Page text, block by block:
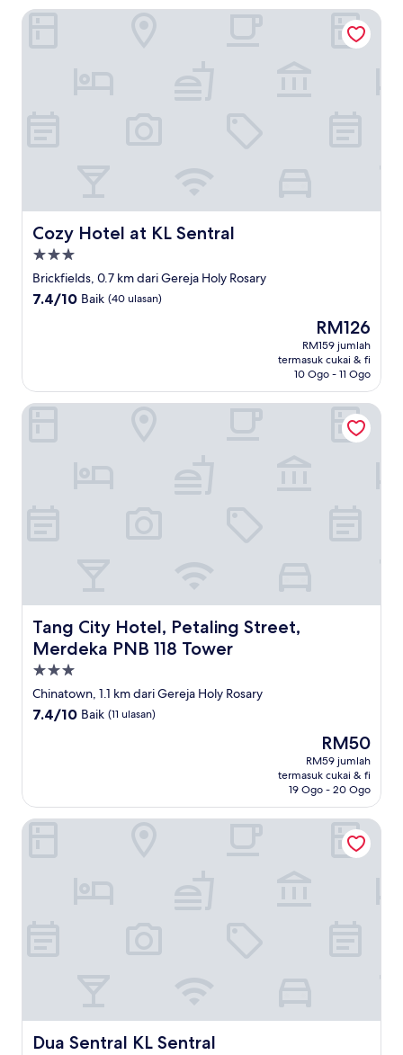
Cozy Hotel at KL Sentral
Cozy Hotel at KL Sentral
Hartanah
3.0
bintang
Brickfields, 0.7 km dari Gereja Holy Rosary
7.4
7.4/10 Baik (40 ulasan)
Harga
ialah
RM126
RM126
RM159 jumlah
termasuk cukai & fi
10 Ogo - 11 Ogo
Cozy Hotel at KL Sentral
Tang City Hotel, Petaling Street,
Merdeka PNB 118 Tower
Tang City Hotel, Petaling Street, Merdeka PNB 118 Tower
Hartanah
3.0
bintang
Chinatown, 1.1 km dari Gereja Holy Rosary
7.4
7.4/10 Baik (11 ulasan)
Harga
ialah
RM50
RM50
RM59 jumlah
termasuk cukai & fi
19 Ogo - 20 Ogo
Tang City Hotel, Petaling Street, Merdeka PNB 118 Tower
Dua Sentral KL Sentral
Dua Sentral KL Sentral
Dua Sentral KL Sentral